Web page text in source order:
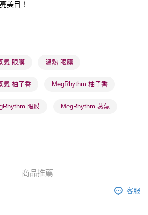
或以上免運費
送達，訂單將隨機分配至SF順豐速運或京東
或以上免運費
門市。確認發貨後2-5個工作天到店，3天內
門市。確認發貨後2-5個工作天到店，3天內
美目！
氣 眼膜 溫熱 眼膜
氣 柚子香 MegRhythm 柚子香
眼膜 MegRhythm 蒸氣
商品推薦
客服